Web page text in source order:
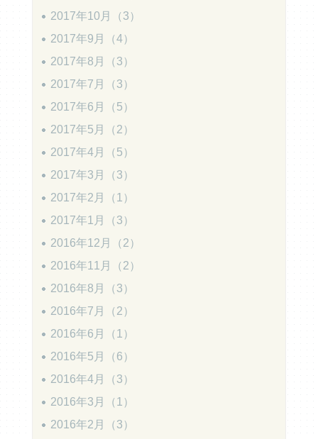
2017年10月（3）
2017年9月（4）
2017年8月（3）
2017年7月（3）
2017年6月（5）
2017年5月（2）
2017年4月（5）
2017年3月（3）
2017年2月（1）
2017年1月（3）
2016年12月（2）
2016年11月（2）
2016年8月（3）
2016年7月（2）
2016年6月（1）
2016年5月（6）
2016年4月（3）
2016年3月（1）
2016年2月（3）